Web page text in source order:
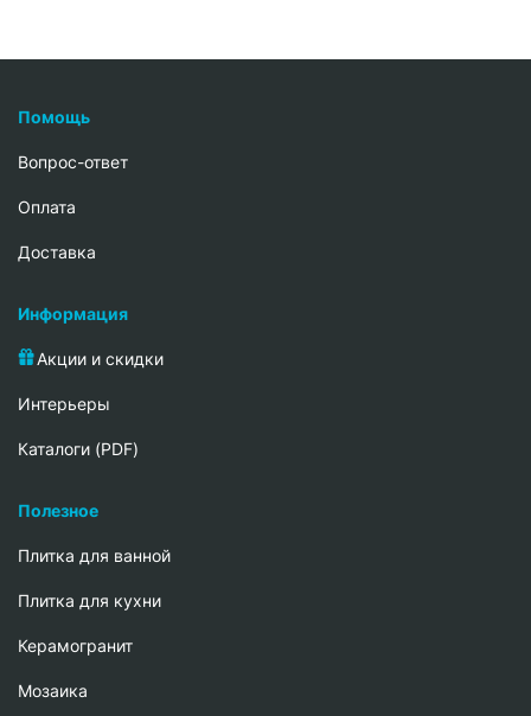
Помощь
Вопрос-ответ
Oплата
Доставка
Информация
Акции и скидки
Интерьеры
Каталоги (PDF)
Полезное
Плитка для ванной
Плитка для кухни
Керамогранит
Мозаика